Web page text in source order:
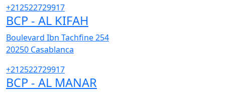
+212522729917
BCP - AL KIFAH
Boulevard Ibn Tachfine 254
20250 Casablanca
+212522729917
BCP - AL MANAR